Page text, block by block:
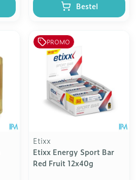
Bestel
PROMO
Etixx
Etixx Energy Sport Bar
Red Fruit 12x40g